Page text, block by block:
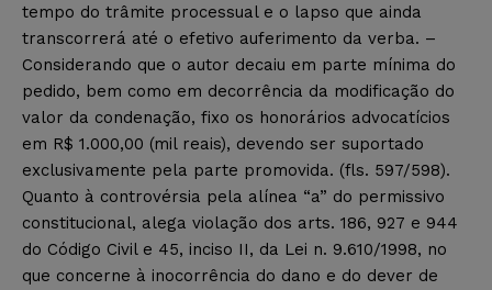
tempo do trâmite processual e o lapso que ainda
transcorrerá até o efetivo auferimento da verba. –
Considerando que o autor decaiu em parte mínima do
pedido, bem como em decorrência da modificação do
valor da condenação, fixo os honorários advocatícios
em R$ 1.000,00 (mil reais), devendo ser suportado
exclusivamente pela parte promovida. (fls. 597/598).
Quanto à controvérsia pela alínea “a” do permissivo
constitucional, alega violação dos arts. 186, 927 e 944
do Código Civil e 45, inciso II, da Lei n. 9.610/1998, no
que concerne à inocorrência do dano e do dever de